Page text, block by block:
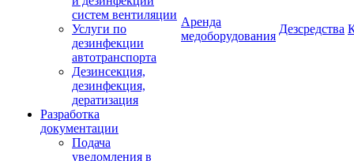
систем вентиляции
Услуги по
дезинфекции
автотранспорта
Дезинсекция,
дезинфекция,
дератизация
Разработка
документации
Подача
уведомления в
Аренда
медоборудования
Дезсредства